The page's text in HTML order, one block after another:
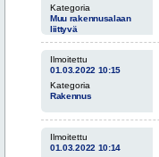
Kategoria
Muu rakennusalaan
liittyvä
Ilmoitettu
01.03.2022 10:15
Kategoria
Rakennus
Ilmoitettu
01.03.2022 10:14